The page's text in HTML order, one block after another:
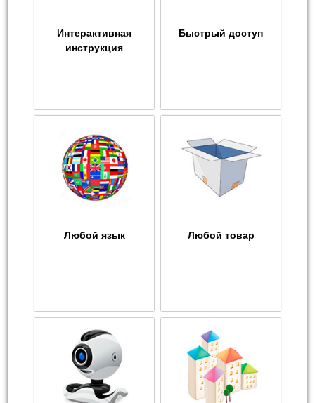
Интерактивная
инструкция
Быстрый доступ
Любой язык Любой товар